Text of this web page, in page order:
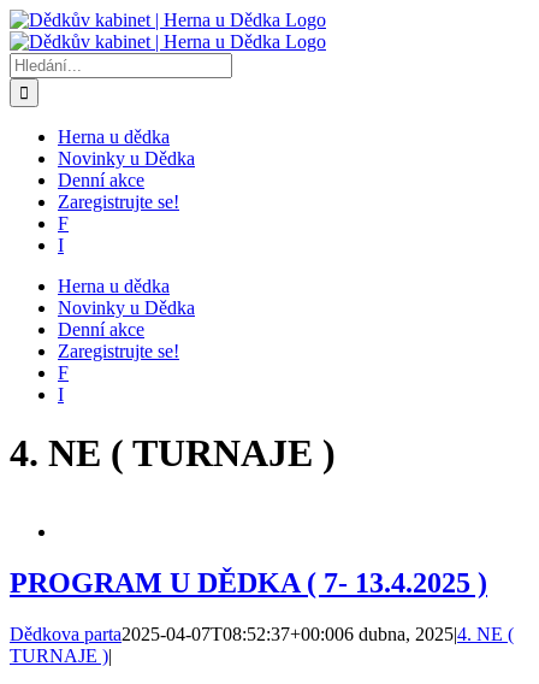
Přeskočit
na
obsah
Hledat:
Herna u dědka
Novinky u Dědka
Denní akce
Zaregistrujte se!
F
I
Herna u dědka
Novinky u Dědka
Denní akce
Zaregistrujte se!
F
I
4. NE ( TURNAJE )
PROGRAM U DĚDKA ( 7- 13.4.2025 )
Dědkova parta2025-04-07T08:52:37+00:006 dubna, 2025|4. NE (
TURNAJE )|